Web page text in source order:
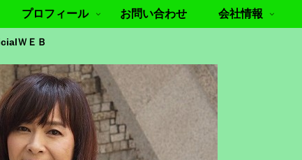
ＷＥＢ
プロフィール お問い合わせ 会社情報